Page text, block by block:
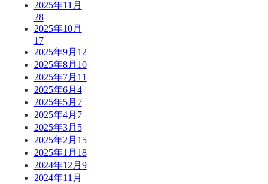
2025年11月
28
2025年10月
17
2025年9月 12
2025年8月 10
2025年7月 11
2025年6月 4
2025年5月 7
2025年4月 7
2025年3月 5
2025年2月 15
2025年1月 18
2024年12月 9
2024年11月